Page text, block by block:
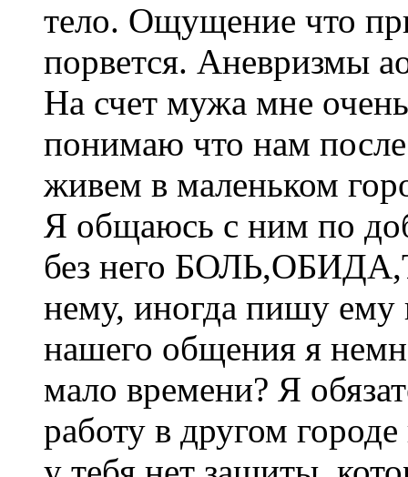
тело. Ощущение что
порвется. Аневризмы
На счет мужа мне
понимаю что нам
живем в маленьком
Я общаюсь с ним по
без него
нему, иногда пишу ему
нашего общения я
мало времени? Я
работу в другом